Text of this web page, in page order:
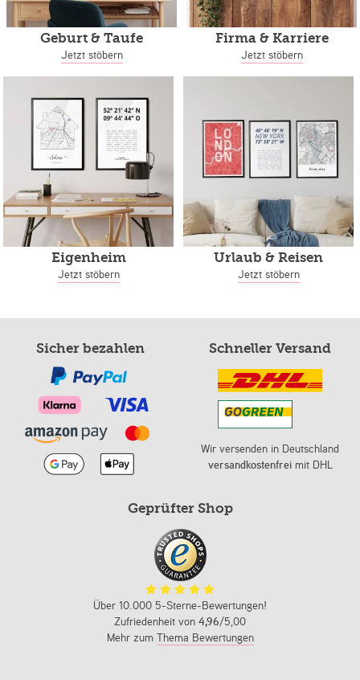
Geburt & Taufe
Jetzt stöbern
Firma & Karriere
Jetzt stöbern
Eigenheim
Jetzt stöbern
Urlaub & Reisen
Jetzt stöbern
Sicher bezahlen Schneller Versand
Wir versenden in Deutschland
versandkostenfreimit DHL
Geprüfter Shop
Über 10.000 5-Sterne-Bewertungen!
Zufriedenheit von 4,96/5,00
Mehr zum Thema Bewertungen